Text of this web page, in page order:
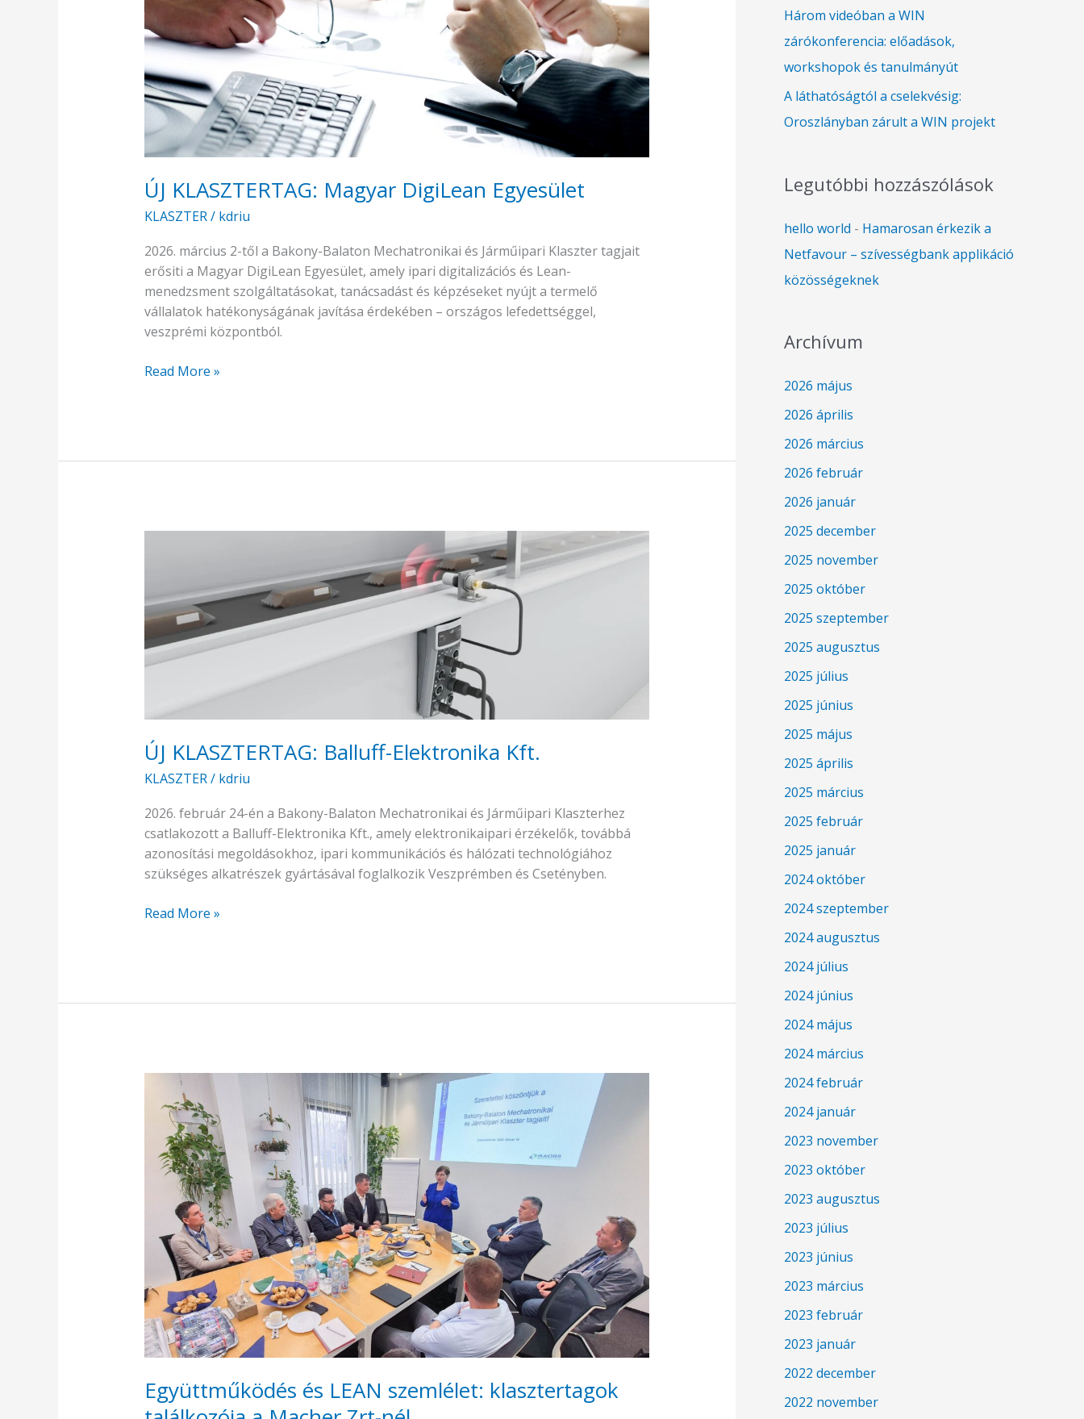
ÚJ KLASZTERTAG: Magyar DigiLean Egyesület
KLASZTER/ kdriu
2026. március 2-től a Bakony-Balaton Mechatronikai és Járműipari Klaszter tagjait
erősiti a Magyar DigiLean Egyesület, amely ipari digitalizációs és Lean-
menedzsment szolgáltatásokat, tanácsadást és képzéseket nyújt a termelő
vállalatok hatékonyságának javítása érdekében – országos lefedettséggel,
veszprémi központból.
Read More »
ÚJ KLASZTERTAG: Balluff-Elektronika Kft.
KLASZTER/ kdriu
2026. február 24-én a Bakony-Balaton Mechatronikai és Járműipari Klaszterhez
csatlakozott a Balluff-Elektronika Kft., amely elektronikaipari érzékelők, továbbá
azonosítási megoldásokhoz, ipari kommunikációs és hálózati technológiához
szükséges alkatrészek gyártásával foglalkozik Veszprémben és Csetényben.
Elektronika
Kft.
Read More »
Együttműködés és LEAN szemlélet: klasztertagok
Együttműködés
LEAN
szemlélet:
klasztertagok
találkozója
Macher
Zrt-
Három videóban a WIN
zárókonferencia: előadások,
workshopok és tanulmányút
A láthatóságtól a cselekvésig:
Oroszlányban zárult a WIN projekt
Legutóbbi hozzászólások
hello world - Hamarosan érkezik a
Netfavour – szívességbank applikáció
közösségeknek
Archívum
2026 május
2026 április
2026 március
2026 február
2026 január
2025 december
2025 november
2025 október
2025 szeptember
2025 augusztus
2025 július
2025 június
2025 május
2025 április
2025 március
2025 február
2025 január
2024 október
2024 szeptember
2024 augusztus
2024 július
2024 június
2024 május
2024 március
2024 február
2024 január
2023 november
2023 október
2023 augusztus
2023 július
2023 június
2023 március
2023 február
2023 január
2022 december
2022 november